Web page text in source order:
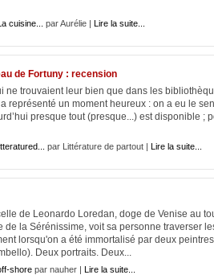
cuisine... par Aurélie | Lire la suite...
de Fortuny : recension
trouvaient leur bien que dans les
représenté un moment heureux : on a eu le
presque tout (presque...) est disponible ;
par Littérature de partout | Lire la suite...
de Leonardo Loredan, doge de Venise au
de la Sérénissime, voit sa personne traverser
lorsqu'on a été immortalisé par deux
Deux portraits. Deux...
shore par nauher | Lire la suite...